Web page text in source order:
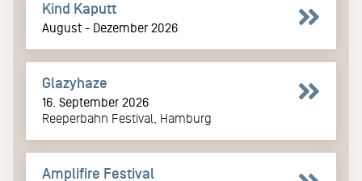
Kind Kaputt
August - Dezember 2026
Glazyhaze
16. September 2026
Reeperbahn Festival, Hamburg
Amplifire Festival